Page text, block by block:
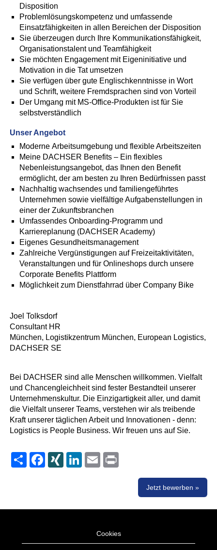
Disposition
Problemlösungskompetenz und umfassende
Einsatzfähigkeiten in allen Bereichen der Disposition
Sie überzeugen durch Ihre Kommunikationsfähigkeit,
Organisationstalent und Teamfähigkeit
Sie möchten Engagement mit Eigeninitiative und
Motivation in die Tat umsetzen
Sie verfügen über gute Englischkenntnisse in Wort
und Schrift, weitere Fremdsprachen sind von Vorteil
Der Umgang mit MS-Office-Produkten ist für Sie
selbstverständlich
Unser Angebot
Moderne Arbeitsumgebung und flexible Arbeitszeiten
Meine DACHSER Benefits – Ein flexibles
Nebenleistungsangebot, das Ihnen den Benefit
ermöglicht, der am besten zu Ihren Bedürfnissen passt
Nachhaltig wachsendes und familiengeführtes
Unternehmen sowie vielfältige Aufgabenstellungen in
einer der Zukunftsbranchen
Umfassendes Onboarding-Programm und
Karriereplanung (DACHSER Academy)
Eigenes Gesundheitsmanagement
Zahlreiche Vergünstigungen auf Freizeitaktivitäten,
Veranstaltungen und für Onlineshops durch unsere
Corporate Benefits Plattform
Möglichkeit zum Dienstfahrrad über Company Bike
Joel Tolksdorf
Consultant HR
München, Logistikzentrum München, European Logistics,
DACHSER SE
Bei DACHSER sind alle Menschen willkommen. Vielfalt
und Chancengleichheit sind fester Bestandteil unserer
Unternehmenskultur. Die Einzigartigkeitaller, und damit
die Vielfalt unserer Teams, verstehen wir als treibende
Kraft unserer täglichen Arbeit und Innovationen - denn:
Logistics is People Business. Wir freuen uns auf Sie.
Share FacebookXING LinkedInEmail
Jetzt bewerben »
Cookies